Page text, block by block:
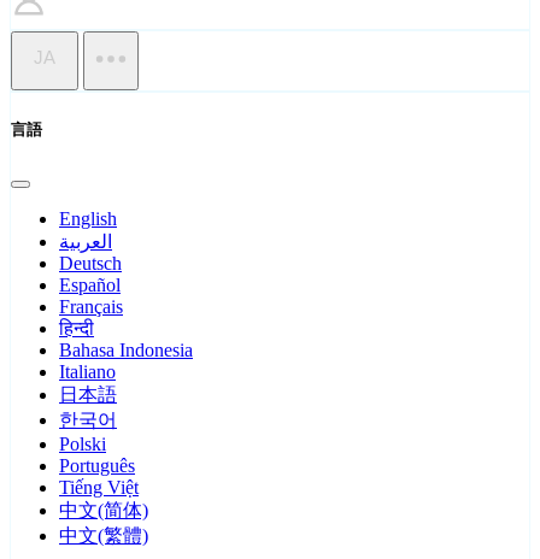
JA
言語
English
العربية
Deutsch
Español
Français
हिन्दी
Bahasa Indonesia
Italiano
日本語
한국어
Polski
Português
Tiếng Việt
中文(简体)
中文(繁體)